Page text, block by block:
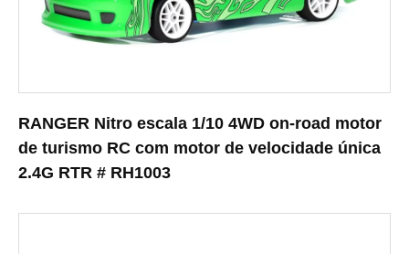
RANGER Nitro escala 1/10 4WD on-road motor
de turismo RC com motor de velocidade única
2.4G RTR # RH1003